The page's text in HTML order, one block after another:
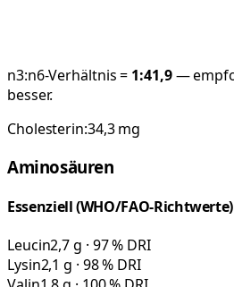
n3:n6-Verhältnis = 1:41,9—
besser.
Cholesterin:34,3mg
Aminosäuren
Essenziell (WHO/FAO-Richtwerte)
Leucin2,7 g · 97 % DRI
Lysin2,1 g · 98 % DRI